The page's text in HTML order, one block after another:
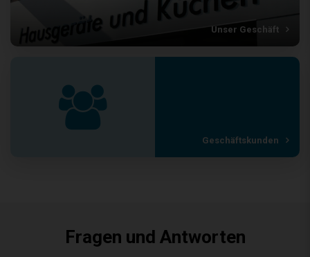
Unser Geschäft
Geschäftskunden
Fragen und Antworten